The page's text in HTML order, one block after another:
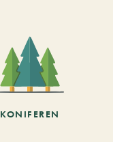
KONIFEREN